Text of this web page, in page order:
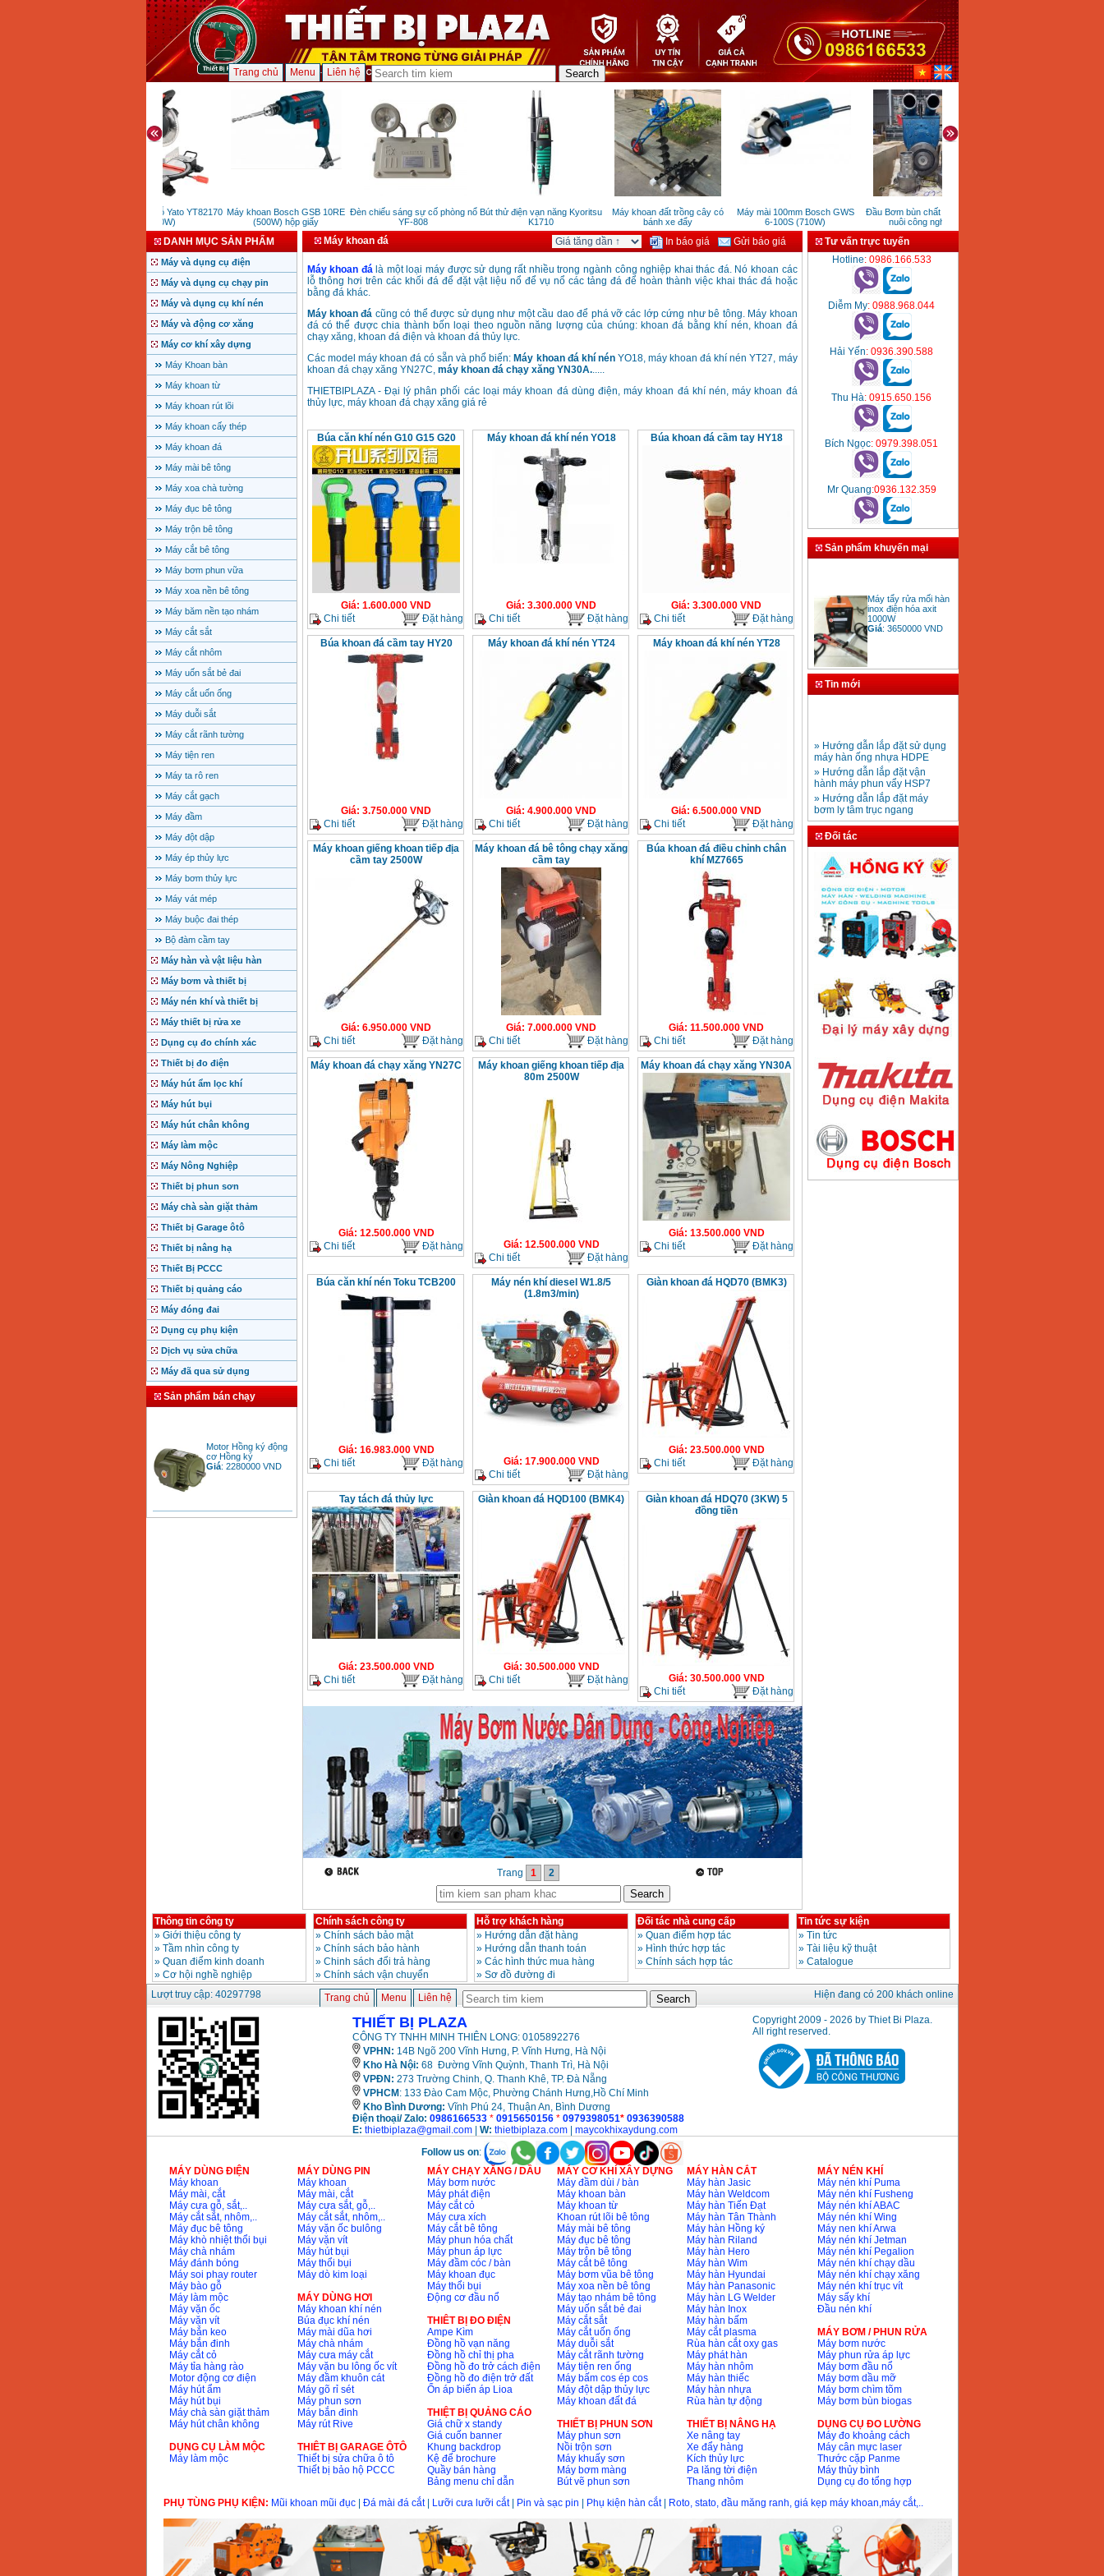
Trang chủ Menu Liên hệ
Máy cắt nhôm gỗ Yato YT82170
(1800W)
Máy khoan Bosch GSB 10RE
(500W) hộp giấy
Đèn chiếu sáng sự cố phòng nổ
YF-808
Bút thử điện vạn năng Kyoritsu
K1710
Máy khoan đất trồng cây có
bánh xe đẩy
Máy mài 100mm Bosch GWS
6-100S (710W)
Đầu Bơm bùn chất thải chăn
nuôi công nghiệp
DANH MỤC SẢN PHẨM
Máy và dụng cụ điện
Máy và dụng cụ chạy pin
Máy và dụng cụ khí nén
Máy và động cơ xăng
Máy cơ khí xây dựng
Máy Khoan bàn
Máy khoan từ
Máy khoan rút lõi
Máy khoan cấy thép
Máy khoan đá
Máy mài bê tông
Máy xoa chà tường
Máy đục bê tông
Máy trộn bê tông
Máy cắt bê tông
Máy bơm phun vữa
Máy xoa nền bê tông
Máy băm nền tạo nhám
Máy cắt sắt
Máy cắt nhôm
Máy uốn sắt bẻ đai
Máy cắt uốn ống
Máy duỗi sắt
Máy cắt rãnh tường
Máy tiện ren
Máy ta rô ren
Máy cắt gạch
Máy đầm
Máy đột dập
Máy ép thủy lực
Máy bơm thủy lực
Máy vát mép
Máy buộc đai thép
Bộ đàm cầm tay
Máy hàn và vật liệu hàn
Máy bơm và thiết bị
Máy nén khí và thiết bị
Máy thiết bị rửa xe
Dụng cụ đo chính xác
Thiết bị đo điện
Máy hút ẩm lọc khí
Máy hút bụi
Máy hút chân không
Máy làm mộc
Máy Nông Nghiệp
Thiết bị phun sơn
Máy chà sàn giặt thảm
Thiết bị Garage ôtô
Thiết bị nâng hạ
Thiết Bị PCCC
Thiết bị quảng cáo
Máy đóng đai
Dụng cụ phụ kiện
Dịch vụ sửa chữa
Máy đã qua sử dụng
Sản phẩm bán chạy
cơ Hồng ký
Giá:2280000
Bảng giá động cơ
Máy khoan Bosch
GSB 16RE (750W)
Giá:1850000VND
Động cơ xăng Honda
GX160 (5.5HP)
7200000
Máy mài 100mm
Makita 9553B (710W)
Giá: 1296000
Máy khoan đá In báo giá Gửi báo giá
Máy khoan đálà một loại máy được sử dụng rất nhiều trong ngành công nghiệp khai thác đá. Nó khoan các
lỗ thông hơi trên các khối đá để đặt vật liệu nổ để vụ nổ các tảng đá để hoàn thành việc khai thác đá hoặc
bằng đá khác.
Máy khoan đá cũng có thể được sử dụng như một cầu dao để phá vỡ các lớp cứng như bê tông. Máy khoan
đá có thể được chia thành bốn loại theo nguồn năng lượng của chúng: khoan đá bằng khí nén, khoan đá
chạy xăng, khoan đá điện và khoan đá thủy lực.
Các model máy khoan đá có sẵn và phổ biến: Máy khoan đá khí nénYO18, máy khoan đá khí nén YT27, máy
khoan đá chạy xăng YN27C, máy khoan đá chạy xăng YN30A......
THIETBIPLAZA - Đại lý phân phối các loại máy khoan đá dùng điện, máy khoan đá khí nén, máy khoan đá
thủy lực, máy khoan đá chạy xăng giá rẻ
Búa căn khí nén G10 G15 G20
Giá: 1.600.000 VND
Chi tiết
Đặt hàng
Máy khoan đá khí nén YO18
Giá: 3.300.000 VND
Chi tiết
Đặt hàng
Búa khoan đá cầm tay HY18
Giá: 3.300.000 VND
Chi tiết
Đặt hàng
Búa khoan đá cầm tay HY20
Giá: 3.750.000 VND
Chi tiết
Đặt hàng
Máy khoan đá khí nén YT24
Giá: 4.900.000 VND
Chi tiết
Đặt hàng
Máy khoan đá khí nén YT28
Giá: 6.500.000 VND
Chi tiết
Đặt hàng
Máy khoan giếng khoan tiếp địa
cầm tay 2500W
Giá: 6.950.000 VND
Chi tiết
Đặt hàng
Máy khoan đá bê tông chạy xăng
cầm tay
Giá: 7.000.000 VND
Chi tiết
Đặt hàng
Búa khoan đá điều chỉnh chân
khí MZ7665
Giá: 11.500.000 VND
Chi tiết
Đặt hàng
Máy khoan đá chạy xăng YN27C
Giá: 12.500.000VND
Chi tiết
Đặt hàng
Máy khoan giếng khoan tiếp địa
80m 2500W
Giá: 12.500.000VND
Chi tiết
Đặt hàng
Máy khoan đá chạy xăng YN30A
Giá: 13.500.000VND
Chi tiết
Đặt hàng
Búa căn khí nén Toku TCB200
Giá: 16.983.000VND
Chi tiết
Đặt hàng
Máy nén khí diesel W1.8/5
(1.8m3/min)
Giá: 17.900.000VND
Chi tiết
Đặt hàng
Giàn khoan đá HQD70 (BMK3)
Giá: 23.500.000VND
Chi tiết
Đặt hàng
Tay tách đá thủy lực
Giá: 23.500.000VND
Chi tiết
Đặt hàng
Giàn khoan đá HQD100 (BMK4)
Giá: 30.500.000VND
Chi tiết
Đặt hàng
Giàn khoan đá HDQ70 (3KW) 5
đồng tiền
Giá: 30.500.000VND
Chi tiết
Đặt hàng
Trang 1 2
Tư vấn trực tuyến
Hotline: 0986.166.533
Diễm My: 0988.968.044
Hải Yến: 0936.390.588
Thu Hà: 0915.650.156
Bích Ngọc: 0979.398.051
Mr Quang:0936.132.359
Sản phẩm khuyến mại
inox điện hóa axit
1000W
Giá:3650000
rút lõi bê tông
Mũi khoan rút lõi bê
tông D20-D350
Giá:330000VND
Máy khoan bàn
Máy hàn que Hồng
ký Jet SR200R
Giá:2350000 VND
Máy hàn que điện tử
Hồng ký HK 200Z
Giá:2770000 VND
Máy hàn que điện tử
Hồng Ký HKM200D
Giá:2890000VND
Máy hàn que điện tử
Hồng ký HK200E
Giá
4100000
Tin mới
» Hướng dẫn lắp đặt sử dụng
máy hàn ống nhựa HDPE
» Hướng dẫn lắp đặt vận
hành máy phun vẩy HSP7
» Hướng dẫn lắp đặt máy
bơm ly tâm trục ngang
» Máy nén khí Jetman
» HDSD Máy Hàn Ống Nhựa
HDPE quay tay thủy lực
» Đại lý bán Máy hàn
DONSUN Thượng Hải
» Máy khoan rút lõi cầm tay
chạy điện pin
» Hình thức thanh toán tại
Thiết Bị Plaza
» Máy ổn áp, máy biến áp
Fushin
» Các loại khí dùng cho máy
Đối tác
Thông tin công ty
» Giới thiệu công ty
» Tầm nhìn công ty
» Quan điểm kinh doanh
» Cơ hội nghề nghiệp
Chính sách công ty
» Chính sách bảo mật
» Chính sách bảo hành
» Chinh sách đổi trả hàng
» Chính sách vận chuyển
Hỗ trợ khách hàng
» Hướng dẫn đặt hàng
» Hướng dẫn thanh toán
» Các hình thức mua hàng
» Sơ đồ đường đi
Đối tác nhà cung cấp
» Quan điểm hợp tác
» Hình thức hợp tác
» Chính sách hợp tác
Tin tức sự kiện
» Tin tức
» Tài liệu kỹ thuật
» Catalogue
Lượt truy cập: 40297798 Trang chủ Menu Liên hệ Hiện đang có 200 khách online
THIẾT BỊ PLAZA
CÔNG TY TNHH MINH THIÊN LONG: 0105892276
VPHN: 14B Ngõ 200 Vĩnh Hưng, P. Vĩnh Hưng, Hà Nội
Kho Hà Nội: 68 Đường Vĩnh Quỳnh, Thanh Trì, Hà Nội
VPĐN: 273 Trường Chinh, Q. Thanh Khê, TP. Đà Nẵng
VPHCM : 133 Đào Cam Mộc, Phường Chánh Hưng,Hồ Chí Minh
Kho Bình Dương: Vĩnh Phú 24, Thuận An, Bình Dương
Điện thoại/ Zalo: 0986166533 * 0915650156* 0979398051* 0936390588
E: thietbiplaza@gmail.com| W: thietbiplaza.com| maycokhixaydung.com
Copyright 2009 - 2026 by Thiet Bi Plaza.
All right reserved.
Follow us on:
MÁY DÙNG ĐIỆN
Máy khoan
Máy mài, cắt
Máy cưa gỗ, sắt,..
Máy cắt sắt, nhôm,..
Máy đục bê tông
Máy khò nhiệt thổi bụi
Máy chà nhám
Máy đánh bóng
Máy soi phay router
Máy bào gỗ
Máy làm mộc
Máy vặn ốc
Máy vặn vít
Máy bắn keo
Máy bắn đinh
Máy cắt cỏ
Máy tỉa hàng rào
Motor động cơ điện
Máy hút ẩm
Máy hút bụi
Máy chà sàn giặt thảm
Máy hút chân không
DỤNG CỤ LÀM MỘC
Máy làm mộc
MÁY DÙNG PIN
Máy khoan
Máy mài, cắt
Máy cưa sắt, gỗ,..
Máy cắt sắt, nhôm,..
Máy vặn ốc bulông
Máy vặn vít
Máy hút bụi
Máy thổi bụi
Máy dò kim loại
MÁY DÙNG HƠI
Máy khoan khí nén
Búa đục khí nén
Máy mài dũa hơi
Máy chà nhám
Máy cưa máy cắt
Máy vặn bu lông ốc vít
Máy đầm khuôn cát
Máy gõ rỉ sét
Máy phun sơn
Máy bắn đinh
Máy rút Rive
THIÊT BỊ GARAGE ÔTÔ
Thiết bị sửa chữa ô tô
Thiết bị bảo hộ PCCC
MÁY CHẠY XĂNG / DẦU
Máy bơm nước
Máy phát điện
Máy cắt cỏ
Máy cưa xích
Máy cắt bê tông
Máy phun hóa chất
Máy phun áp lực
Máy đầm cóc / bàn
Máy khoan đục
Máy thổi bụi
Động cơ đầu nổ
THIÊT BỊ ĐO ĐIỆN
Ampe Kìm
Đồng hồ vạn năng
Đồng hồ chỉ thị pha
Đồng hồ đo trở cách điện
Đồng hồ đo điện trở đất
Ổn áp biến áp Lioa
THIỆT BỊ QUẢNG CÁO
Giá chữ x standy
Giá cuốn banner
Khung backdrop
Kệ để brochure
Quầy bán hàng
Bảng menu chỉ dẫn
MÁY CƠ KHÍ XÂY DỰNG
Máy đầm dùi / bàn
Máy khoan bàn
Máy khoan từ
Khoan rút lõi bê tông
Máy mài bê tông
Máy đục bê tông
Máy trộn bê tông
Máy cắt bê tông
Máy bơm vũa bê tông
Máy xoa nền bê tông
Máy tạo nhám bê tông
Máy uốn sắt bẻ đai
Máy cắt sắt
Máy cắt uốn ống
Máy duỗi sắt
Máy cắt rãnh tường
Máy tiện ren ống
Máy bấm cos ép cos
Máy đột dập thủy lực
Máy khoan đất đá
THIẾT BỊ PHUN SƠN
Máy phun sơn
Nồi trộn sơn
Máy khuấy sơn
Máy bơm màng
Bút vẽ phun sơn
MÁY HÀN CẮT
Máy hàn Jasic
Máy hàn Weldcom
Máy hàn Tiến Đạt
Máy hàn Tân Thành
Máy hàn Hồng ký
Máy hàn Riland
Máy hàn Hero
Máy hàn Wim
Máy hàn Hyundai
Máy hàn Panasonic
Máy hàn LG Welder
Máy hàn Inox
Máy hàn bấm
Máy cắt plasma
Rùa hàn cắt oxy gas
Máy phát hàn
Máy hàn nhôm
Máy hàn thiếc
Máy hàn nhựa
Rùa hàn tự động
THIẾT BỊ NÂNG HẠ
Xe nâng tay
Xe đẩy hàng
Kích thủy lực
Pa lăng tời điện
Thang nhôm
MÁY NÉN KHÍ
Máy nén khí Puma
Máy nén khí Fusheng
Máy nén khí ABAC
Máy nén khí Wing
Máy nen khí Arwa
Máy nén khí Jetman
Máy nén khí Pegalion
Máy nén khí chạy dầu
Máy nén khí chạy xăng
Máy nén khí trục vít
Máy sấy khí
Đầu nén khí
MÁY BƠM / PHUN RỬA
Máy bơm nước
Máy phun rửa áp lực
Máy bơm đầu nổ
Máy bơm dầu mỡ
Máy bơm chìm tõm
Máy bơm bùn biogas
DỤNG CỤ ĐO LƯỜNG
Máy đo khoảng cách
Máy cân mực laser
Thước cặp Panme
Máy thủy bình
Dụng cụ đo tổng hợp
PHỤ TÙNG PHỤ KIỆN: Mũi khoan mũi đục| Đá mài đá cắt| Lưỡi cưa lưỡi cắt| Pin và sạc pin Phụ kiện hàn cắt| Roto, stato, đầu măng ranh, giá kẹp máy khoan,máy cắt,..